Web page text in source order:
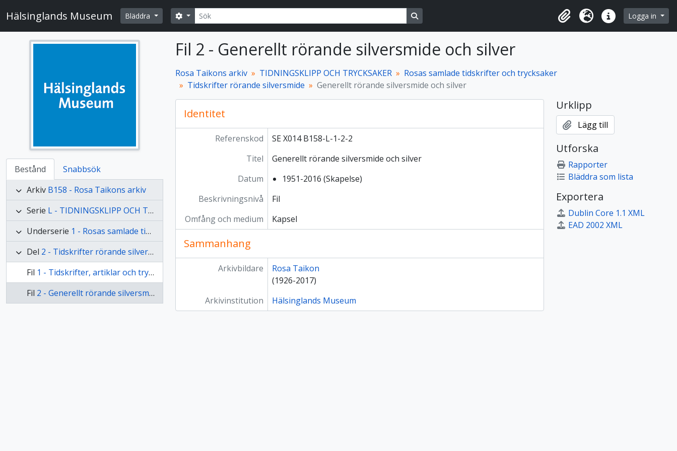
Hälsinglands Museum Bläddra SökSearch options Search in browse page
UrklippSpråk Snabblänkar
Logga in
Bestånd
Snabbsök
Arkiv B158 - Rosa Taikons arkiv
Serie L - TIDNINGSKLIPP OCH TRYCKSAKER
Underserie 1 - Rosas samlade tidskrifter och trycksaker
Del 2 - Tidskrifter rörande silversmide
Fil 1 - Tidskrifter, artiklar och trycksaker rörande Rosas skapande
Fil 2 - Generellt rörande silversmide och silver
Fil 2 - Generellt rörande silversmide och silver
Rosa Taikons arkiv TIDNINGSKLIPP OCH TRYCKSAKER
Rosas samlade tidskrifter och trycksaker
Tidskrifter rörande silversmide
Generellt rörande silversmide och silver
Identitet
Referenskod
SE X014 B158-L-1-2-2
Titel
Generellt rörande silversmide och silver
Datum
1951-2016 (Skapelse)
Beskrivningsnivå
Fil
Omfång och medium
Kapsel
Sammanhang
Arkivbildare
Rosa Taikon
(1926-2017)
Arkivinstitution
Hälsinglands Museum
Urklipp
Lägg till
Utforska
Rapporter
Bläddra som lista
Exportera
Dublin Core 1.1 XML
EAD 2002 XML